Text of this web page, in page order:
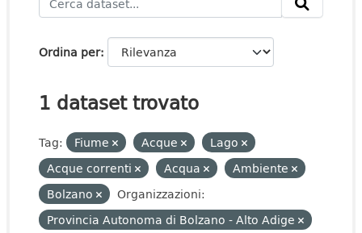
Ordina per
1 dataset trovato
Tag: Fiume Acque
Lago
Acque correnti
Acqua
Ambiente
Bolzano
Organizzazioni:
Provincia Autonoma di Bolzano - Alto Adige